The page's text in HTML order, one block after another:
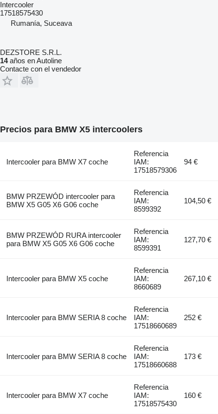
Intercooler
17518575430
Rumanía, Suceava
DEZSTORE S.R.L.
14años en Autoline
Contacte con el vendedor
Precios para BMW X5 intercoolers
Intercooler para BMW X7 coche
Referencia
IAM:
17518579306
94 €
BMW PRZEWÓD intercooler para
BMW X5 G05 X6 G06 coche
Referencia
IAM:
8599392
104,50 €
BMW PRZEWÓD RURA intercooler
para BMW X5 G05 X6 G06 coche
Referencia
IAM:
8599391
127,70 €
Intercooler para BMW X5 coche
Referencia
IAM:
8660689
267,10 €
Intercooler para BMW SERIA 8 coche
Referencia
IAM:
17518660689
252 €
Intercooler para BMW SERIA 8 coche
Referencia
IAM:
17518660688
173 €
Intercooler para BMW X7 coche
Referencia
IAM:
17518575430
160 €